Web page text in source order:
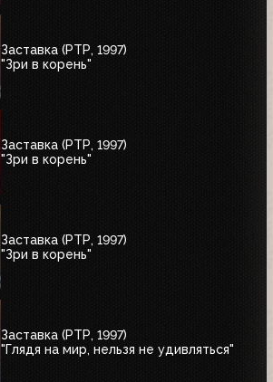
Заставка (РТР, 1997)
"Зри в корень"
Заставка (РТР, 1997)
"Зри в корень"
Заставка (РТР, 1997)
"Зри в корень"
Заставка (РТР, 1997)
"Глядя на мир, нельзя не удивляться"